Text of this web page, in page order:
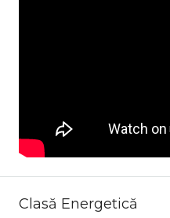
Clasă Energetică